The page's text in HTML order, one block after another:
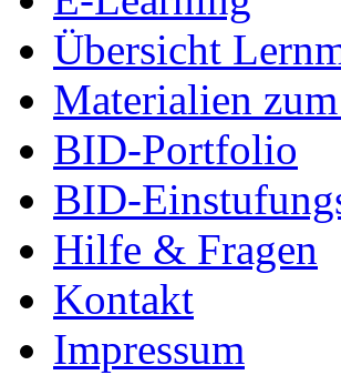
Übersicht
Materialien
BID-Portfolio
BID-
Hilfe & Fragen
Kontakt
Impressum